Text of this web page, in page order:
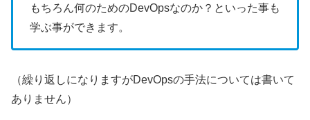
もちろん何のためのDevOpsなのか？といった事も
学ぶ事ができます。
（繰り返しになりますがDevOpsの手法については書いて
ありません）